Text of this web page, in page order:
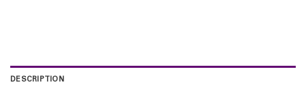
DESCRIPTION